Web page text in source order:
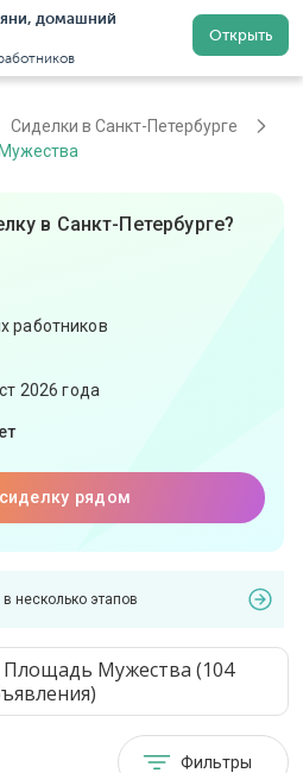
домашний
Открыть
Регистрация
Сиделки в Санкт-Петербурге
в Санкт-Петербурге?
работников
2026 года
рядом
несколько этапов
Мужества (104
Фильтры